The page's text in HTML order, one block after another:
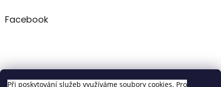
Při poskytování služeb využíváme soubory cookies. Pro
Facebook
Clip in sety